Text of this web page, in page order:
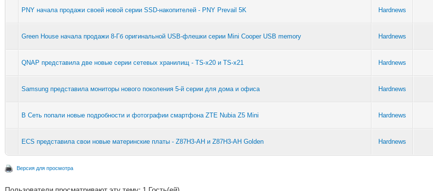
PNY начала продажи своей новой серии SSD-накопителей - PNY Prevail 5K Hardnews
Green House начала продажи 8-Гб оригинальной USB-флешки серии Mini Cooper USB memory Hardnews
QNAP представила две новые серии сетевых хранилищ - TS-x20 и TS-x21 Hardnews
Samsung представила мониторы нового поколения 5-й серии для дома и офиса Hardnews
В Сеть попали новые подробности и фотографии смартфона ZTE Nubia Z5 Mini Hardnews
ECS представила свои новые материнские платы - Z87H3-AH и Z87H3-AH Golden Hardnews
Версия для просмотра